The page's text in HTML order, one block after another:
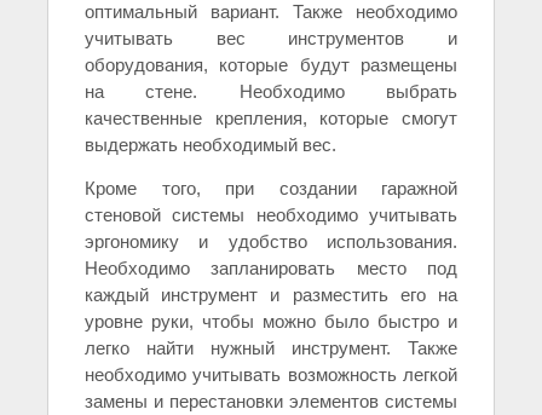
оптимальный вариант. Также необходимо
учитывать вес инструментов и
оборудования, которые будут размещены
на стене. Необходимо выбрать
качественные крепления, которые смогут
выдержать необходимый вес.
Кроме того, при создании гаражной
стеновой системы необходимо учитывать
эргономику и удобство использования.
Необходимо запланировать место под
каждый инструмент и разместить его на
уровне руки, чтобы можно было быстро и
легко найти нужный инструмент. Также
необходимо учитывать возможность легкой
замены и перестановки элементов системы